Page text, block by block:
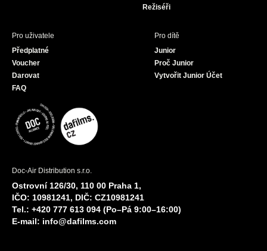
Režiséři
Pro uživatele
Předplatné
Voucher
Darovat
FAQ
Pro dítě
Junior
Proč Junior
Vytvořit Junior Účet
Doc-Air Distribution s.r.o.
Ostrovní 126/30, 110 00 Praha 1,
IČO: 10981241, DIČ: CZ10981241
Tel.: +420 777 613 094 (Po–Pá 9:00–16:00)
E-mail: info@dafilms.com